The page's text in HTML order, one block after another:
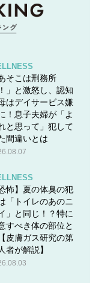
あそこは刑務所
」と激怒し、認知
はデイサービス嫌
！息子夫婦が「よ
と思って」犯して
間違いとは
恐怖】夏の体臭の犯
「トイレのあのニ
」と同じ！？特に
すべき体の部位と
皮膚ガス研究の第
者が解説】